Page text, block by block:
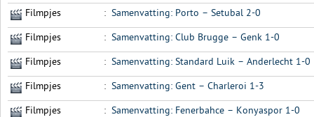
Filmpjes : Samenvatting: Porto – Setubal 2-0
Filmpjes : Samenvatting: Club Brugge – Genk 1-0
Filmpjes : Samenvatting: Standard Luik – Anderlecht 1-0
Filmpjes : Samenvatting: Gent – Charleroi 1-3
Filmpjes : Samenvatting: Fenerbahce – Konyaspor 1-0